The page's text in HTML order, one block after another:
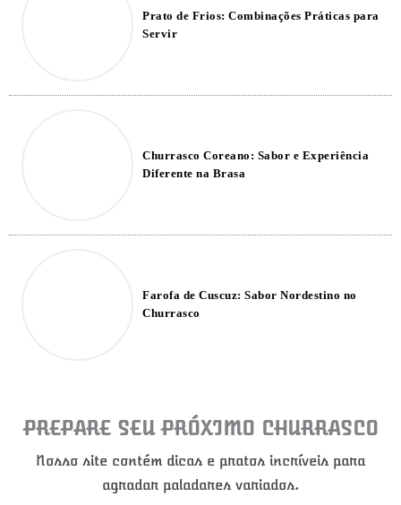
Prato de Frios: Combinações Práticas para
Servir
Churrasco Coreano: Sabor e Experiência
Diferente na Brasa
Farofa de Cuscuz: Sabor Nordestino no
Churrasco
PREPARE SEU PRÓXIMO CHURRASCO
Nosso site contém dicas e pratos incríveis para
agradar paladares variados.